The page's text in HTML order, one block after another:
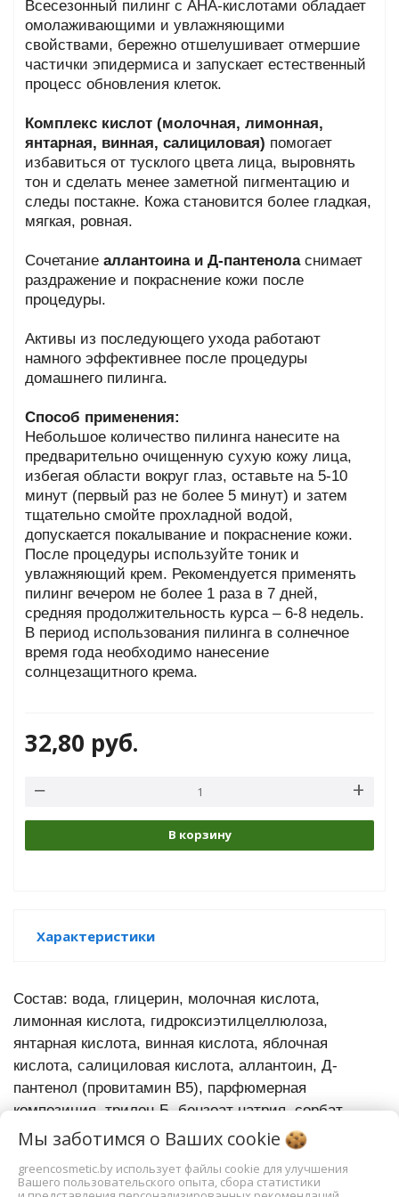
Всесезонный пилинг с AHA-кислотами обладает
омолаживающими и увлажняющими
свойствами, бережно отшелушивает отмершие
частички эпидермиса и запускает естественный
процесс обновления клеток.
Комплекс кислот (молочная, лимонная,
янтарная, винная, салициловая) помогает
избавиться от тусклого цвета лица, выровнять
тон и сделать менее заметной пигментацию и
следы постакне. Кожа становится более гладкая,
мягкая, ровная.
Сочетание аллантоина и Д-пантеноласнимает
раздражение и покраснение кожи после
процедуры.
Активы из последующего ухода работают
намного эффективнее после процедуры
домашнего пилинга.
Способ применения:
Небольшое количество пилинга нанесите на
предварительно очищенную сухую кожу лица,
избегая области вокруг глаз, оставьте на 5-10
минут (первый раз не более 5 минут) и затем
тщательно смойте прохладной водой,
допускается покалывание и покраснение кожи.
После процедуры используйте тоник и
увлажняющий крем. Рекомендуется применять
пилинг вечером не более 1 раза в 7 дней,
средняя продолжительность курса – 6-8 недель.
В период использования пилинга в солнечное
время года необходимо нанесение
солнцезащитного крема.
32,80 руб.
В корзину
Характеристики
Состав: вода, глицерин, молочная кислота,
лимонная кислота, гидроксиэтилцеллюлоза,
янтарная кислота, винная кислота, яблочная
кислота, салициловая кислота, аллантоин, Д-
пантенол (провитамин В5), парфюмерная
композиция, трилон-Б, бензоат натрия, сорбат
калия.
Противопоказания:индивидуальная
Мы заботимся о Ваших cookie
greencosmetic.by использует файлы cookie для улучшения
Вашего пользовательского опыта, сбора статистики